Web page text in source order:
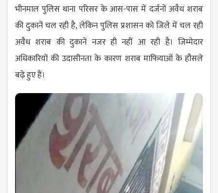
भीनमाल पुलिस थाना परिसर के आस-पास में दर्जनों अवैध शराब
की दुकानें चल रही है, लेकिन पुलिस प्रशासन को जिले में चल रही
अवैध शराब की दुकानें नजर ही नहीं आ रही है। जिम्मेदार
अधिकारियों की उदासीनता के कारण शराब माफियाओं के हौसले
बढ़े हुए हैं।